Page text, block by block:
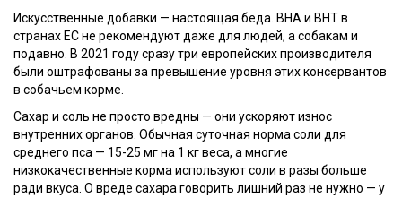
Искусственные добавки — настоящая беда. BHA и BHT в
странах ЕС не рекомендуют даже для людей, а собакам и
подавно. В 2021 году сразу три европейских производителя
были оштрафованы за превышение уровня этих консервантов
в собачьем корме.
Сахар и соль не просто вредны — они ускоряют износ
внутренних органов. Обычная суточная норма соли для
среднего пса — 15-25 мг на 1 кг веса, а многие
низкокачественные корма используют соли в разы больше
ради вкуса. О вреде сахара говорить лишний раз не нужно — у